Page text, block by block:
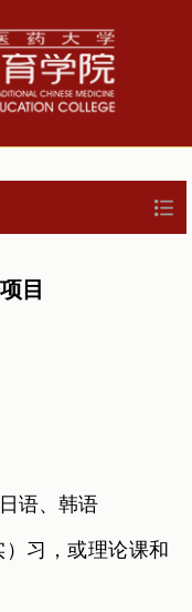
目
语、韩语
习，或理论课和